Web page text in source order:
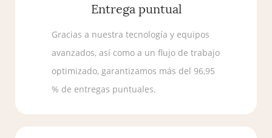
Entrega puntual
Gracias a nuestra tecnología y equipos
avanzados, así como a un flujo de trabajo
optimizado, garantizamos más del 96,95
% de entregas puntuales.